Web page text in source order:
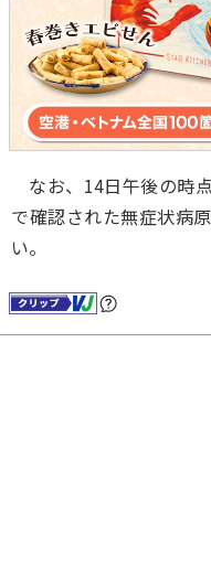
なお、14日午後の時
で確認された無症状病
い。